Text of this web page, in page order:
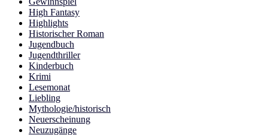
High Fantasy
Highlights
Historischer Roman
Jugendbuch
Jugendthriller
Kinderbuch
Krimi
Lesemonat
Liebling
Mythologie/historisch
Neuerscheinung
Neuzugänge